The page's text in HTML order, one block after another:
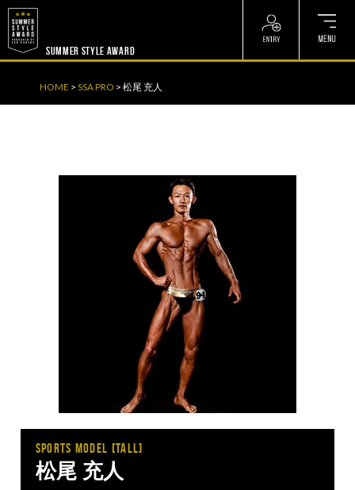
SUMMER STYLE AWARD
HOME > SSA PRO > 松尾 充人
SPORTS MODEL [tall]
松尾 充人